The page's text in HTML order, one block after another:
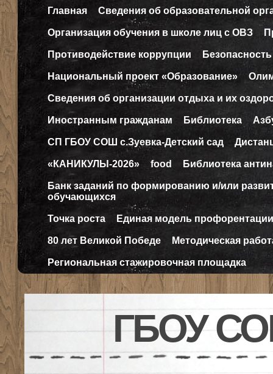
Главная Сведения об образовательной
Организация обучения в школе лиц с ОВЗ
Противодействие коррупции Безопасность
Национальный проект «Образование»
Сведения об организации отдыха и их
Иностранным гражданам Библиотека
СП ГБОУ СОШ с.Зуевка-Детский сад
«КАНИКУЛЫ-2026» food Библиотека
Банк заданий по формированию и/или
обучающихся
Точка роста Единая модель профорентации
80 лет Великой Победе Методическая
Региональная стажировочная площадка
ГБОУ